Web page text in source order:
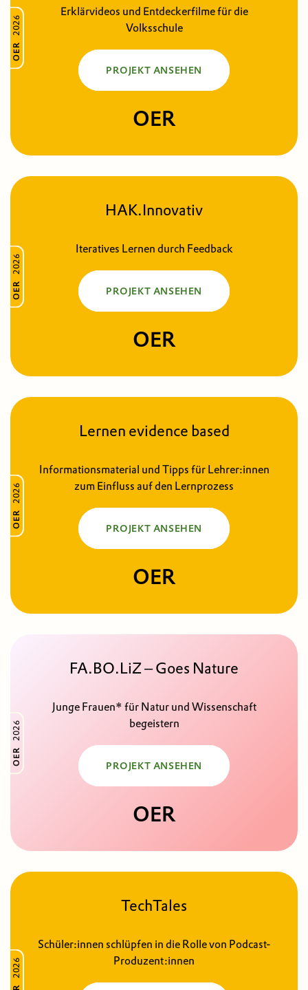
OER
2026
Erklärvideos und Entdeckerfilme für die
Volksschule
PROJEKT ANSEHEN
OER
OER
2026
HAK.Innovativ
Iteratives Lernen durch Feedback
PROJEKT ANSEHEN
OER
OER
2026
Lernen evidence based
Informationsmaterial und Tipps für Lehrer:innen
zum Einfluss auf den Lernprozess
PROJEKT ANSEHEN
OER
OER
2026
FA.BO.LiZ – Goes Nature
Junge Frauen* für Natur und Wissenschaft
begeistern
PROJEKT ANSEHEN
OER
2026
TechTales
Schüler:innen schlüpfen in die Rolle von Podcast-
Produzent:innen